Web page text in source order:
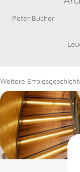
Peter Bucher
Weitere